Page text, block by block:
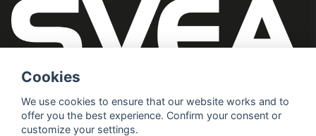
Cookies
We use cookies to ensure that our website works and to
offer you the best experience. Confirm your consent or
customize your settings.